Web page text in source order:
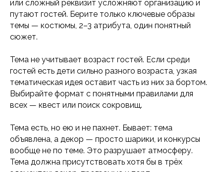
или сложный реквизит усложняют организацию и
путают гостей. Берите только ключевые образы
темы — костюмы, 2–3 атрибута, один понятный
сюжет.
Тема не учитывает возраст гостей. Если среди
гостей есть дети сильно разного возраста, узкая
тематическая идея оставит часть из них за бортом.
Выбирайте формат с понятными правилами для
всех — квест или поиск сокровищ.
Тема есть, но ею и не пахнет. Бывает: тема
объявлена, а декор — просто шарики, и конкурсы
вообще не по теме. Это разрушает атмосферу.
Тема должна присутствовать хотя бы в трёх